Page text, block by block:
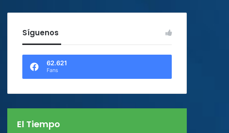
Síguenos
62.621
Fans
El Tiempo